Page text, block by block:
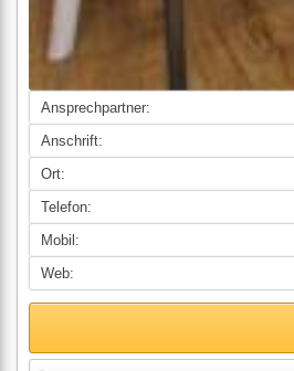
Ansprechpartner:
Anschrift:
Ort:
Telefon:
Mobil:
Web: